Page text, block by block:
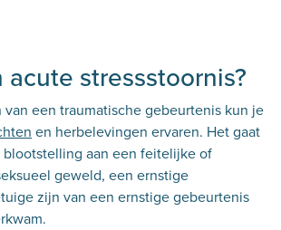
acute stressstoornis?
van een traumatische gebeurtenis kun je
en herbelevingen ervaren. Het gaat
blootstelling aan een feitelijke of
geweld, een ernstige
zijn van een ernstige gebeurtenis